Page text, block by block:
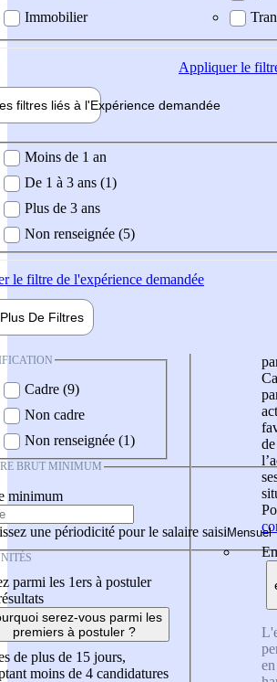
Immobilier
Appliquerle
filtres liés à l'Expérience demandée
demandée
Moins de 1 an
De 1 à 3 ans (1)
Plus de 3 ans
Non renseignée (5)
le filtre de l'expérience demandée
Plus De Filtres
Cadre (9)
Non cadre
Non renseignée (1)
BRUT MINIMUM
minimum
une périodicité pour le salaire saisi
parmi les 1ers à postuler
serez-vous parmi les
premiers à postuler ?
de plus de 15 jours,
moins de 4 candidatures